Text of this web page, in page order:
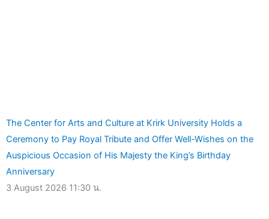
The Center for Arts and Culture at Krirk University Holds a
Ceremony to Pay Royal Tribute and Offer Well-Wishes on the
Auspicious Occasion of His Majesty the King’s Birthday
Anniversary
3 August 2026 11:30 น.